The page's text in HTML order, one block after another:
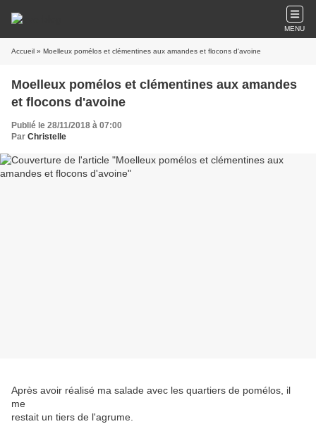
MENU
Accueil » Moelleux pomélos et clémentines aux amandes et flocons d'avoine
Moelleux pomélos et clémentines aux amandes
et flocons d'avoine
Publié le 28/11/2018 à 07:00
Par Christelle
Après avoir réalisé ma salade avec les quartiers de pomélos, il
me
restait un tiers de l'agrume.